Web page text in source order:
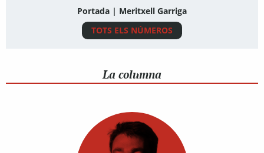
Portada | Meritxell Garriga
TOTS ELS NÚMEROS
La columna